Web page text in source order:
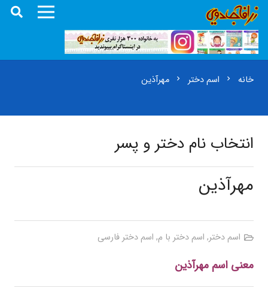
خانه chevron_right اسم دختر chevron_right مهرآذین
انتخاب نام دختر و پسر
مهرآذین
اسم دختر, اسم دختر با م, اسم دختر فارسی
معنی اسم مهرآذین